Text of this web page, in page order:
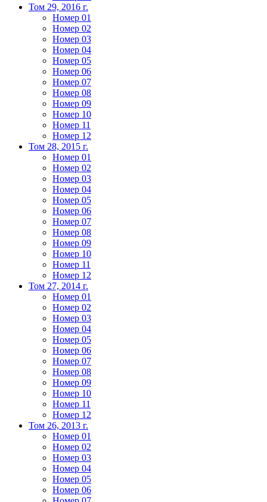
Том 29, 2016 г.
Номер 01
Номер 02
Номер 03
Номер 04
Номер 05
Номер 06
Номер 07
Номер 08
Номер 09
Номер 10
Номер 11
Номер 12
Том 28, 2015 г.
Номер 01
Номер 02
Номер 03
Номер 04
Номер 05
Номер 06
Номер 07
Номер 08
Номер 09
Номер 10
Номер 11
Номер 12
Том 27, 2014 г.
Номер 01
Номер 02
Номер 03
Номер 04
Номер 05
Номер 06
Номер 07
Номер 08
Номер 09
Номер 10
Номер 11
Номер 12
Том 26, 2013 г.
Номер 01
Номер 02
Номер 03
Номер 04
Номер 05
Номер 06